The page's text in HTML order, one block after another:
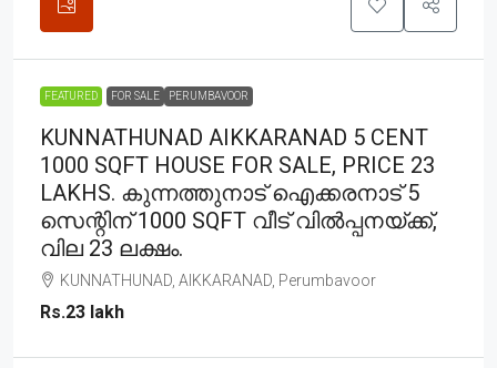
FEATURED FOR SALE PERUMBAVOOR
KUNNATHUNAD AIKKARANAD 5 CENT
1000 SQFT HOUSE FOR SALE, PRICE 23
LAKHS. കുന്നത്തുനാട് ഐക്കരനാട് 5
സെന്റിന് 1000 SQFT വീട് വിൽപ്പനയ്ക്ക്,
വില 23 ലക്ഷം.
KUNNATHUNAD, AIKKARANAD, Perumbavoor
Rs.23 lakh